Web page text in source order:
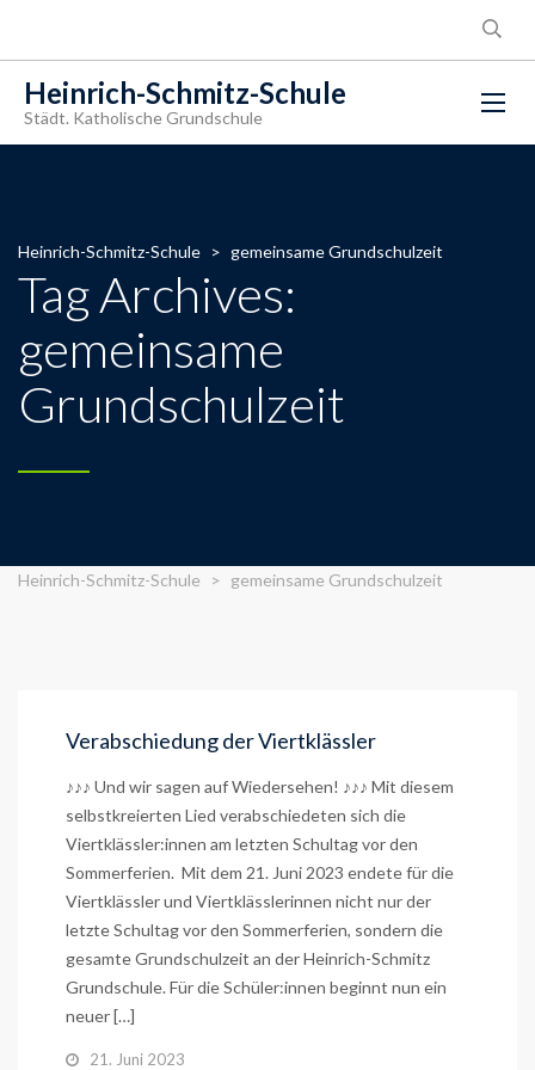
Heinrich-Schmitz-Schule
Städt. Katholische Grundschule
Heinrich-Schmitz-Schule > gemeinsame Grundschulzeit
Tag Archives:
gemeinsame
Grundschulzeit
Heinrich-Schmitz-Schule > gemeinsame Grundschulzeit
Verabschiedung der Viertklässler
♪♪♪ Und wir sagen auf Wiedersehen! ♪♪♪ Mit diesem
selbstkreierten Lied verabschiedeten sich die
Viertklässler:innen am letzten Schultag vor den
Sommerferien. Mit dem 21. Juni 2023 endete für die
Viertklässler und Viertklässlerinnen nicht nur der
letzte Schultag vor den Sommerferien, sondern die
gesamte Grundschulzeit an der Heinrich-Schmitz
Grundschule. Für die Schüler:innen beginnt nun ein
neuer […]
21. Juni 2023